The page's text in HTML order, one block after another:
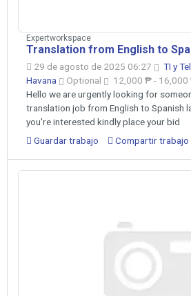
Expertworkspace
Translation from English to
29 de agosto de 2025 06:27
TI y
Havana
Optional
12,000 ₱ - 16,000
Hello we are urgently looking for
translation job from English to Spanish
you're interested kindly place your bid
Guardar trabajo
Compartir trabajo